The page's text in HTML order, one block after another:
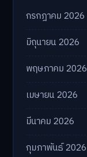
กรกฎาคม 2026
มิถุนายน 2026
พฤษภาคม 2026
เมษายน 2026
มีนาคม 2026
กุมภาพันธ์ 2026